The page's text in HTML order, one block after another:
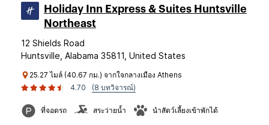
Holiday Inn Express & Suites Huntsville
Northeast
12 Shields Road
Huntsville, Alabama 35811, United States
25.27 ไมล์ (40.67 กม.) จากใจกลางเมือง Athens
4.70
(8 บทวิจารณ์)
ที่จอดรถ สระว่ายน้ำ นำสัตว์เลี้ยงเข้าพักได้